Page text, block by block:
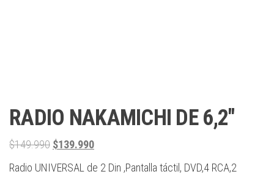
RADIO NAKAMICHI DE 6,2″
$149.990 $139.990
Radio UNIVERSAL de 2 Din ,Pantalla táctil, DVD,4 RCA,2